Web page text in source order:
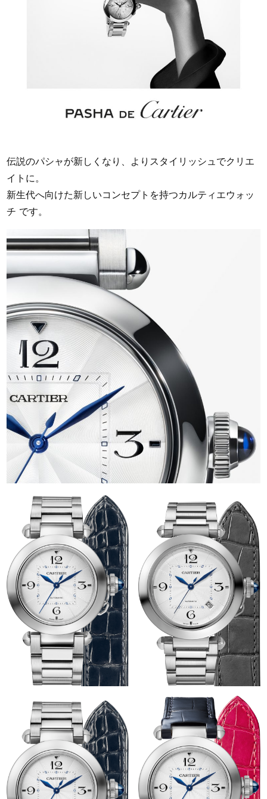
伝説のパシャが新しくなり、よりスタイリッシュでクリエ
イトに。
新生代へ向けた新しいコンセプトを持つカルティエウォッ
チ です。